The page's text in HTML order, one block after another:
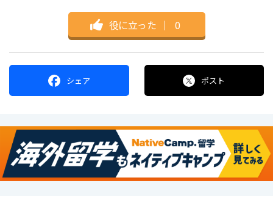
役に立った ｜ 0
シェア ポスト